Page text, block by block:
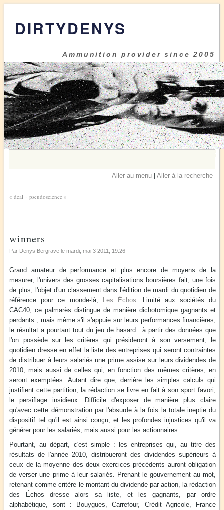
DIRTYDENYS
Ammunition provider since 2005
Aller au menu |Aller à la recherche
« deal - pseudoscience »
winners
Par Denys Bergrave lemardi, mai 3 2011 , 19:26
Grand amateur de performance et plus encore de moyens de la
mesurer, l'univers des grosses capitalisations boursières fait, une fois
de plus, l'objet d'un classement dans l'édition de mardi du quotidien de
référence pour ce monde-là,
Les Échos. Limité aux sociétés du
CAC40, ce palmarès distingue de manière dichotomique gagnants et
perdants ; mais même s'il s'appuie sur leurs performances financières,
le résultat a pourtant tout du jeu de hasard : à partir des données que
l'on possède sur les critères qui présideront à son versement, le
quotidien dresse en effet la liste des entreprises qui seront contraintes
de distribuer à leurs salariés une prime assise sur leurs dividendes de
2010, mais aussi de celles qui, en fonction des mêmes critères, en
seront exemptées. Autant dire que, derrière les simples calculs qui
justifient cette partition, la rédaction se livre en fait à son sport favori,
le persiflage insidieux. Difficile d'exposer de manière plus claire
qu'avec cette démonstration par l'absurde à la fois la totale ineptie du
dispositif tel qu'il est ainsi conçu, et les profondes injustices qu'il va
générer pour les salariés, mais aussi pour les actionnaires.
Pourtant, au départ, c'est simple : les entreprises qui, au titre des
résultats de l'année 2010, distribueront des dividendes supérieurs à
ceux de la moyenne des deux exercices précédents auront obligation
de verser une prime à leur salariés. Prenant le gouvernement au mot,
retenant comme critère le montant du dividende par action, la rédaction
des Échos dresse alors sa liste, et les gagnants, par ordre
alphabétique, sont : Bouygues, Carrefour, Crédit Agricole, France